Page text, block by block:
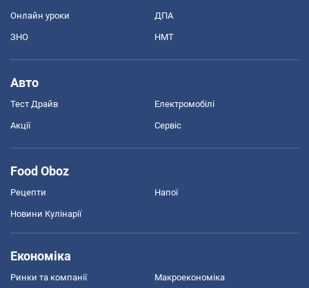
Онлайн уроки ДПА
ЗНО НМТ
Авто
Тест Драйв Електромобілі
Акції Сервіс
Food Oboz
Рецепти Напої
Новини Кулінарії
Економіка
Ринки та компанії Макроекономіка